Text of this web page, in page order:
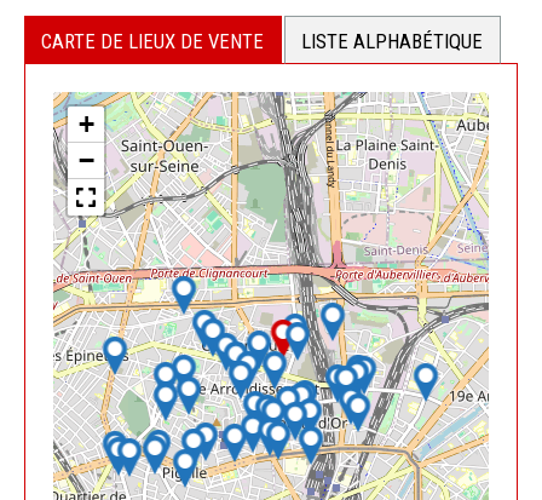
CARTE DE LIEUX DE VENTE LISTE ALPHABÉTIQUE
+
−